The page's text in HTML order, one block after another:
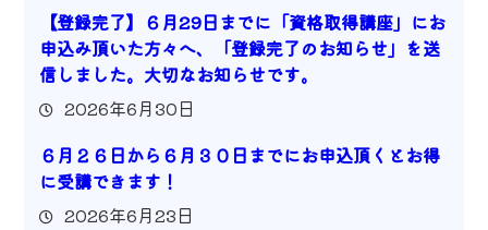
【登録完了】６月29日までに「資格取得講座」にお
申込み頂いた方々へ、「登録完了のお知らせ」を送
信しました。大切なお知らせです。
2026年6月30日
６月２６日から６月３０日までにお申込頂くとお得
に受講できます！
2026年6月23日